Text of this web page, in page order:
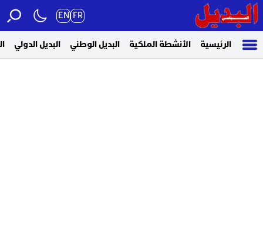
FR
EN
الرئيسية الأنشطة الملكية البديل الوطني البديل الدولي